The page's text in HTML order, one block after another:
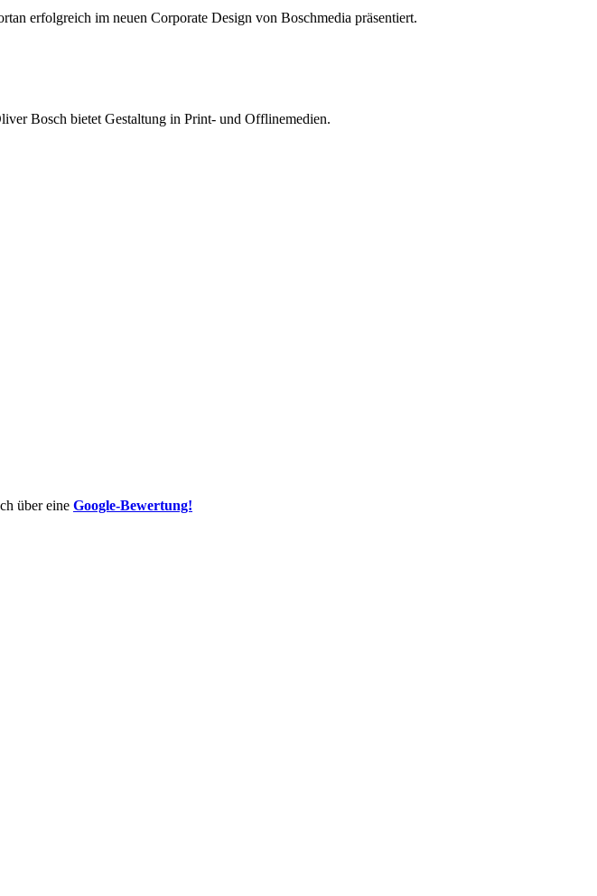
erfolgreich im neuen Corporate Design von Boschmedia präsentiert.
Bosch bietet Gestaltung in Print- und Offlinemedien.
über eine Google-Bewertung!